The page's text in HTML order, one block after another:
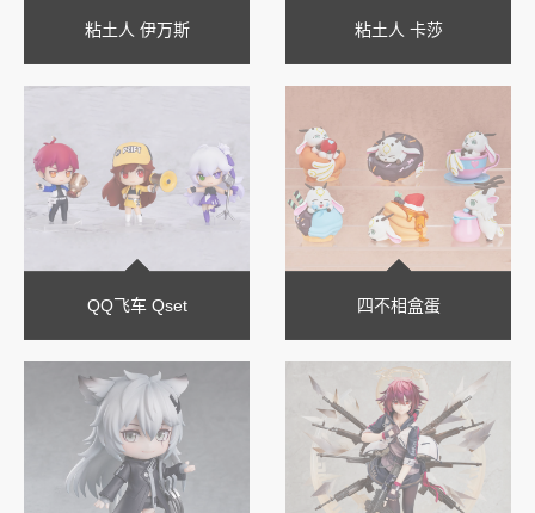
粘土人 伊万斯 粘土人 卡莎
QQ飞车 Qset 四不相盒蛋